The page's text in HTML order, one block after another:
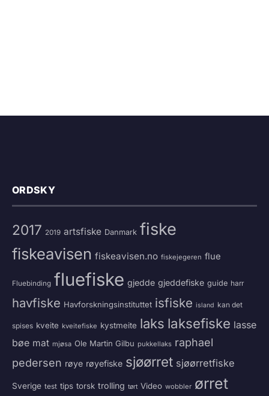
ORDSKY
2017 2019 artsfiske Danmark fiske
fiskeavisen fiskeavisen.no fiskejegeren flue
Fluebinding fluefiske gjedde gjeddefiske guide harr
havfiske Havforskningsinstituttet isfiske island kan det
spises kveite kveitefiske kystmeite laks laksefiske lasse
bøe mat mjøsa Ole Martin Gilbu pukkellaks raphael
pedersen røye røyefiske sjøørret sjøørretfiske
Sverige test tips torsk trolling tørt Video wobbler ørret